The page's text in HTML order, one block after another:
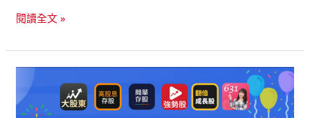
閱讀全文 »
nStock